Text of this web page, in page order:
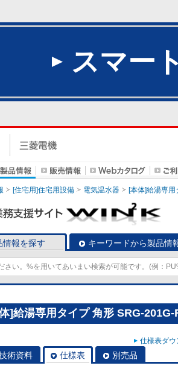
スマー
[住宅用]住宅用設備 電気温水器 [本体]給湯専用
情報を探す キーワードから製品情
]給湯専用タイプ 角形 SRG-201G-
仕様表ダ
術資料 仕様表 別売品